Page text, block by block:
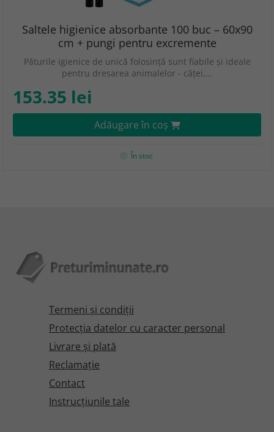
Saltele higienice absorbante 100 buc – 60x90
cm + pungi pentru excremente
Păturile igienice de unică folosință sunt fiabile și ideale
pentru dresarea animalelor - căței,…
153.35 lei
Adăugare în coş
În stoc
Termeni şi condiţii
Protecţia datelor cu caracter personal
Livrare și plată
Reclamaţie
Contact
Instrucțiunile tale